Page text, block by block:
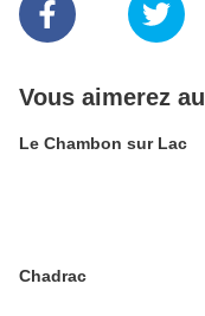
Vous aimerez
Le Chambon sur Lac
Chadrac